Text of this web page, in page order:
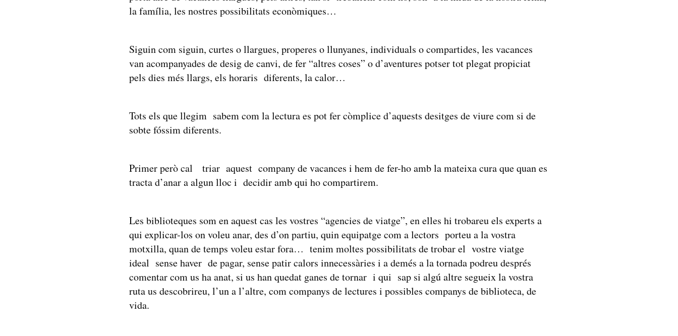
la família, les nostres possibilitats econòmiques…
Siguin com siguin, curtes o llargues, properes o llunyanes, individuals o compartides, les vacances
van acompanyades de desig de canvi, de fer “altres coses” o d’aventures potser tot plegat propiciat
pels dies més llargs, els horaris diferents, la calor…
Tots els que llegim sabem com la lectura es pot fer còmplice d’aquests desitges de viure com si de
sobte fóssim diferents.
Primer però cal triar aquest company de vacances i hem de fer-ho amb la mateixa cura que quan es
tracta d’anar a algun lloc i decidir amb qui ho compartirem.
Les biblioteques som en aquest cas les vostres “agencies de viatge”, en elles hi trobareu els experts a
qui explicar-los on voleu anar, des d’on partiu, quin equipatge com a lectors porteu a la vostra
motxilla, quan de temps voleu estar fora… tenim moltes possibilitats de trobar el vostre viatge
ideal sense haver de pagar, sense patir calors innecessàries i a demés a la tornada podreu després
comentar com us ha anat, si us han quedat ganes de tornar i qui sap si algú altre segueix la vostra
ruta us descobrireu, l’un a l’altre, com companys de lectures i possibles companys de biblioteca, de
vida.